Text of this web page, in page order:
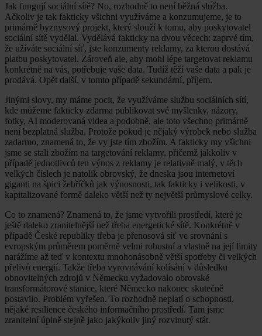
Jak fungují sociální sítě? No, rozhodně to není běžná služba.
Ačkoliv je tak fakticky všichni využíváme a konzumujeme, je to
primárně byznysový projekt, který slouží k tomu, aby poskytovatel
sociální sítě vydělal. Vydělává fakticky na dvou věcech: zaprvé tím,
že užíváte sociální síť, jste konzumenty reklamy, za kterou dostává
platbu poskytovatel. Zároveň ale, aby mohl lépe targetovat reklamu
konkrétně na vás, potřebuje vaše data. Tudíž těží vaše data a pak je
prodává. Opět další, v tomto případě sekundární, příjem.
Jinými slovy, my máme pocit, že využíváme službu sociálních sítí,
kde můžeme fakticky zdarma publikovat své myšlenky, názory,
fotky, AI moderovaná videa a podobně, ale toto všechno primárně
není bezplatná služba. Protože pokud je nějaký výrobek nebo služba
zadarmo, znamená to, že vy jste tím zbožím. A fakticky my všichni
jsme se stali zbožím na targetování reklamy, přičemž jakkoliv v
případě jednotlivců ten výnos z reklamy je relativně malý, v těch
velkých číslech je natolik obrovský, že dneska jsou internetoví
giganti na špici žebříčků jak výnosnosti, tak fakticky i velikosti, v
kapitalizované formě daleko větší než ty největší průmyslové celky.
Co to znamená? Znamená to, že jsme vytvořili prostředí, které je
ještě daleko zranitelnější než třeba energetické sítě. Konkrétně v
případě České republiky třeba je přenosová síť ve srovnání s
evropským průměrem poměrně velmi robustní a vlastně na její limity
narážíme až teď v kontextu mnohonásobně větší spotřeby či velkých
přelivů energií. Takže třeba vyrovnávání kolísání v důsledku
obnovitelných zdrojů v Německu vyžadovalo obrovské
transformátorové stanice, které Německo nakonec skutečně
postavilo. Problém vyřešen. To rozhodně neplatí o schopnosti,
nějaké resilience českého informačního prostředí. Tam jsme
zranitelní úplně stejně jako jakýkoliv jiný rozvinutý stát.